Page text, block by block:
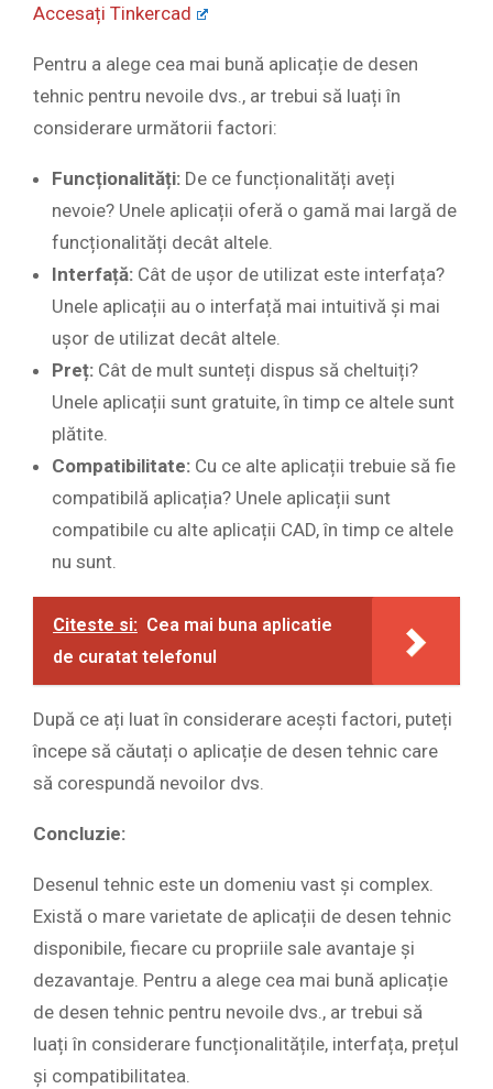
Accesați Tinkercad
Pentru a alege cea mai bună aplicație de desen
tehnic pentru nevoile dvs., ar trebui să luați în
considerare următorii factori:
Funcționalități: De ce funcționalități aveți
nevoie? Unele aplicații oferă o gamă mai largă de
funcționalități decât altele.
Interfață: Cât de ușor de utilizat este interfața?
Unele aplicații au o interfață mai intuitivă și mai
ușor de utilizat decât altele.
Preț: Cât de mult sunteți dispus să cheltuiți?
Unele aplicații sunt gratuite, în timp ce altele sunt
plătite.
Compatibilitate: Cu ce alte aplicații trebuie să fie
compatibilă aplicația? Unele aplicații sunt
compatibile cu alte aplicații CAD, în timp ce altele
nu sunt.
Citeste si: Cea mai buna aplicatie
de curatat telefonul
După ce ați luat în considerare acești factori, puteți
începe să căutați o aplicație de desen tehnic care
să corespundă nevoilor dvs.
Concluzie:
Desenul tehnic este un domeniu vast și complex.
Există o mare varietate de aplicații de desen tehnic
disponibile, fiecare cu propriile sale avantaje și
dezavantaje. Pentru a alege cea mai bună aplicație
de desen tehnic pentru nevoile dvs., ar trebui să
luați în considerare funcționalitățile, interfața, prețul
și compatibilitatea.